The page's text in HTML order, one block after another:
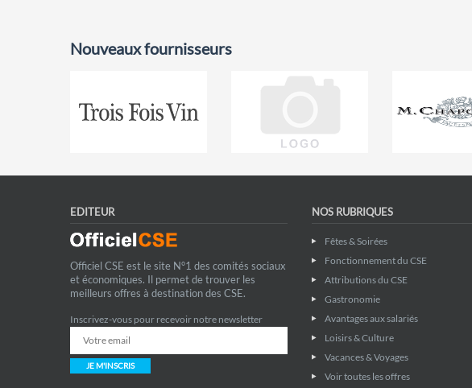
Nouveaux fournisseurs
EDITEUR
Officiel CSE est le site N°1 des comités sociaux
et économiques. Il permet de trouver les
meilleurs offres à destination des CSE.
Inscrivez-vous pour recevoir notre newsletter
JE M'INSCRIS
NOS RUBRIQUES
Fêtes & Soirées
Fonctionnement du CSE
Attributions du CSE
Gastronomie
Avantages aux salariés
Loisirs & Culture
Vacances & Voyages
Voir toutes les offres